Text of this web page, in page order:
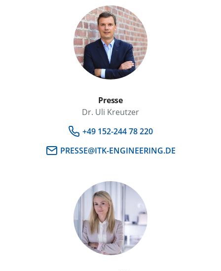
Presse
Dr. Uli Kreutzer
+49 152-244 78 220
PRESSE@ITK-ENGINEERING.DE